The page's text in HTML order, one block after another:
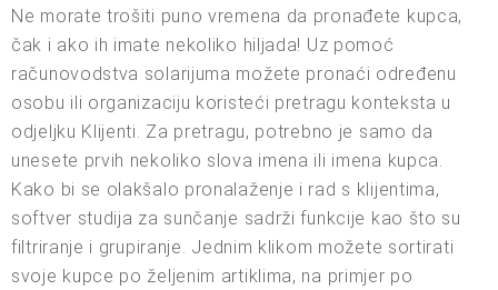
Ne morate trošiti puno vremena da pronađete kupca,
čak i ako ih imate nekoliko hiljada! Uz pomoć
računovodstva solarijuma možete pronaći određenu
osobu ili organizaciju koristeći pretragu konteksta u
odjeljku Klijenti. Za pretragu, potrebno je samo da
unesete prvih nekoliko slova imena ili imena kupca.
Kako bi se olakšalo pronalaženje i rad s klijentima,
softver studija za sunčanje sadrži funkcije kao što su
filtriranje i grupiranje. Jednim klikom možete sortirati
svoje kupce po željenim artiklima, na primjer po